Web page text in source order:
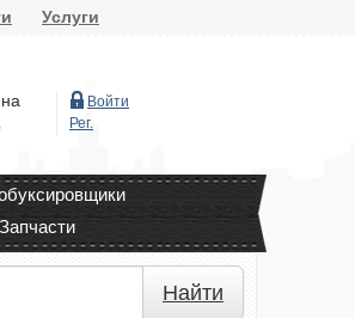
Услуги
Войти
Рег.
Запчасти
Найти